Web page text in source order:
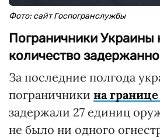
Фото: сайт Госпогранслужбы
Пограничники Украины
количество
За последние полгода
пограничники на
задержали 27 единиц
не было ни одного